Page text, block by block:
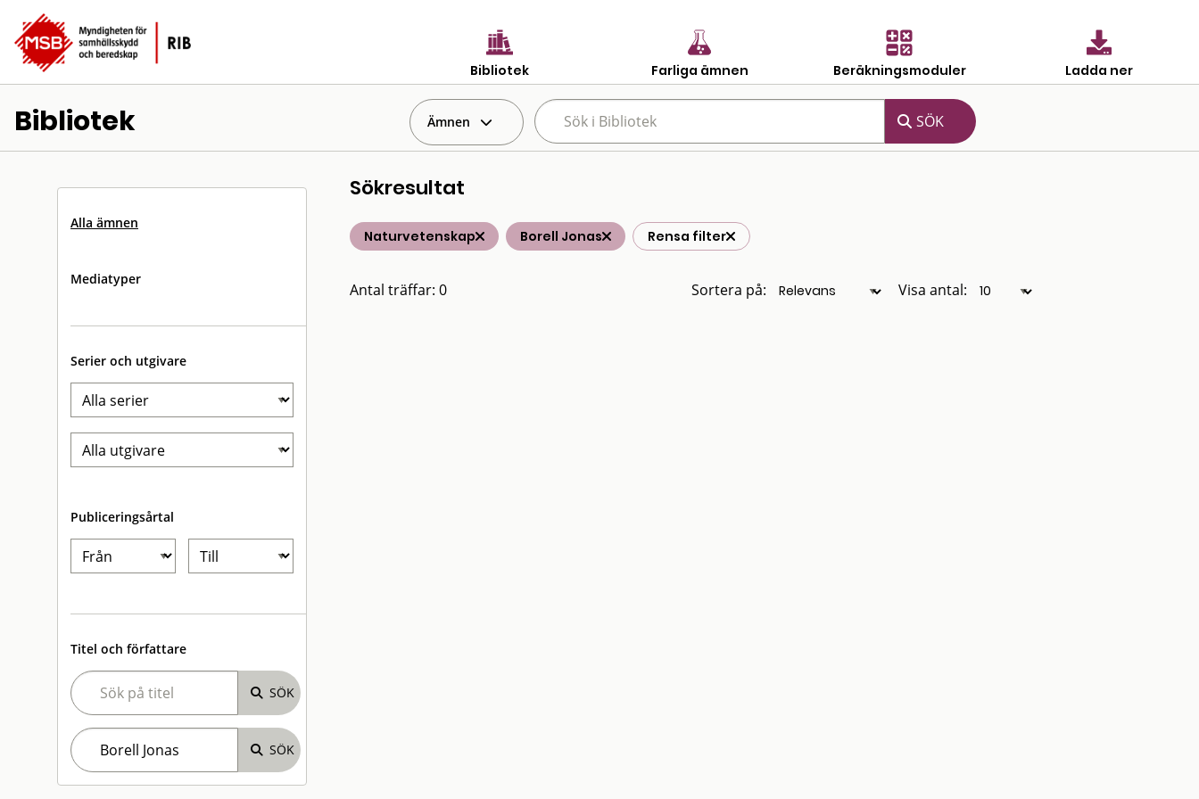
Bibliotek Farliga ämnen Beräkningsmoduler Ladda ner
Bibliotek Ämnen
Alla ämnen
Mediatyper
Serier och utgivare
Publiceringsårtal
Titel och författare
Sökresultat
Naturvetenskap Borell Jonas Rensa filter
Antal träffar: 0 Sortera på: Visa antal: